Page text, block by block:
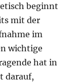
beginnt
mit der
im
wichtige
hat in
darauf,